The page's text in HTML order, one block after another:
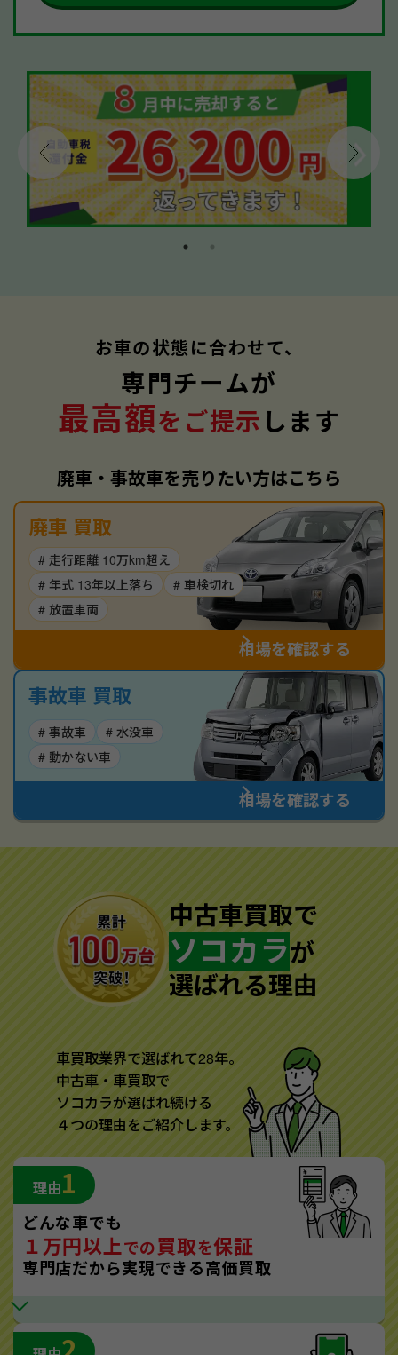
お車の状態に合わせて、
専門チームが
最高額をご提示 します
廃車・事故車を売りたい方はこちら
廃車 買取
# 走行距離 10万km超え
# 年式 13年以上落ち
# 車検切れ
# 放置車両
相場を確認する
事故車 買取
# 事故車
# 水没車
# 動かない車
相場を確認する
中古車買取で
ソコカラが
選ばれる理由
車買取業界で選ばれて28年。
中古車・車買取で
ソコカラが選ばれ続ける
４つの理由をご紹介します。
理由1
どんな車でも
１万円以上での買取を保証
専門店だから実現できる高価買取